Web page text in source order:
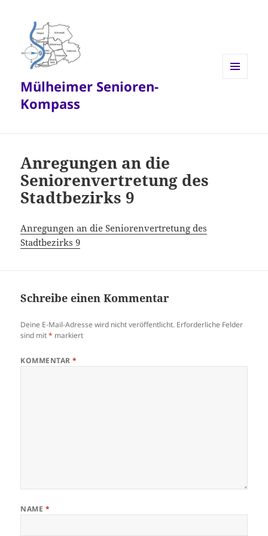
Mülheimer Senioren-
Kompass
Anregungen an die
Seniorenvertretung des
Stadtbezirks 9
Anregungen an die Seniorenvertretung des
Stadtbezirks 9
Schreibe einen Kommentar
Deine E-Mail-Adresse wird nicht veröffentlicht. Erforderliche Felder
sind mit* markiert
KOMMENTAR*
NAME *